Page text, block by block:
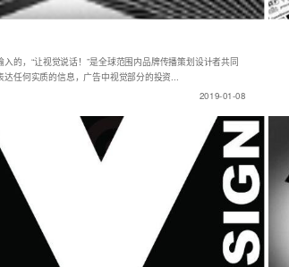
的，“让视觉说话！”是全球范围内品牌传播策划设计者共同
达任何实质的信息，广告中视觉部分的投资...
2019-01-08